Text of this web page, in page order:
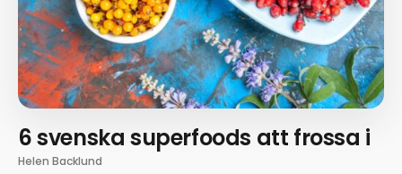
6 svenska superfoods att frossa i
Helen Backlund